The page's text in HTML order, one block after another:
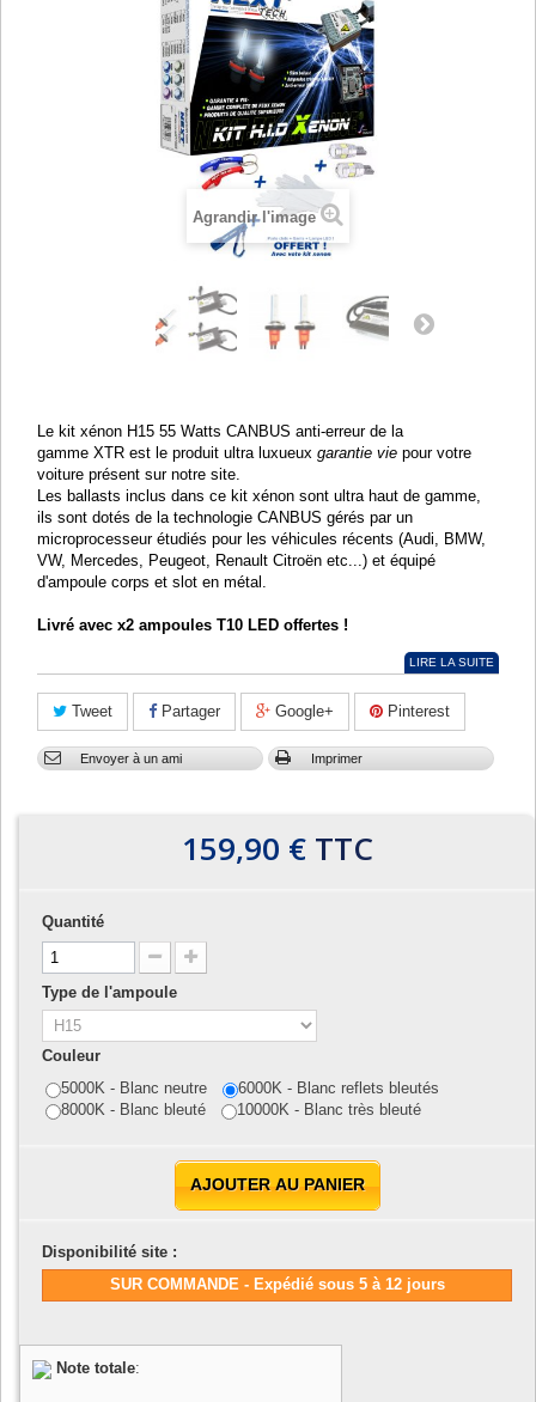
Agrandir l'image
Le kit xénon H15 55 Watts CANBUS anti-erreur de la
gamme XTR est le produit ultra luxueux garantie vie pour votre
voiture présent sur notre site.
Les ballasts inclus dans ce kit xénon sont ultra haut de gamme,
ils sont dotés de la technologie CANBUS gérés par un
microprocesseur étudiés pour les véhicules récents (Audi, BMW,
VW, Mercedes, Peugeot, Renault Citroën etc...) et équipé
d'ampoule corps et slot en métal.
Livré avec x2 ampoules T10 LED offertes !
LIRE LA SUITE
Tweet Partager Google+ Pinterest
Envoyer à un ami Imprimer
159,90 €TTC
Quantité
Type de l'ampoule
Couleur
5000K - Blanc neutre
6000K - Blanc reflets bleutés
8000K - Blanc bleuté
10000K - Blanc très bleuté
AJOUTER AU PANIER
Disponibilité site :
SUR COMMANDE - Expédié sous 5 à 12 jours
Note totale: